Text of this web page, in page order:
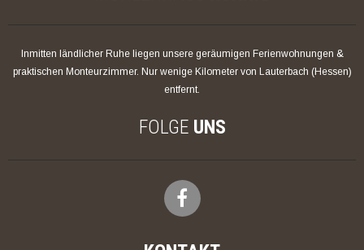
Inmitten ländlicher Ruhe liegen unsere geräumigen Ferienwohnungen &
praktischen Monteurzimmer. Nur wenige Kilometer von Lauterbach (Hessen)
entfernt.
FOLGE UNS